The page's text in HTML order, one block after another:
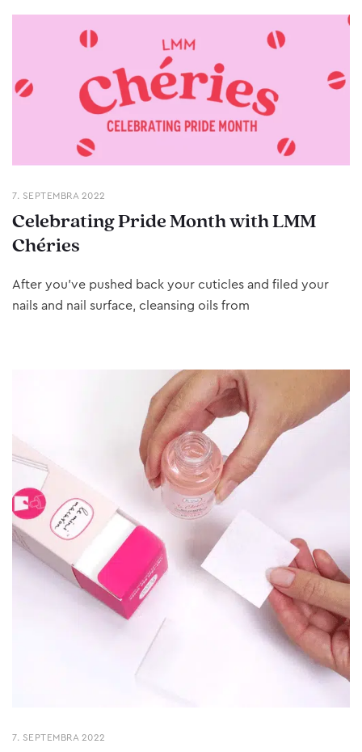
7. SEPTEMBRA 2022
Celebrating Pride Month with LMM
Chéries
After you’ve pushed back your cuticles and filed your
nails and nail surface, cleansing oils from
7. SEPTEMBRA 2022